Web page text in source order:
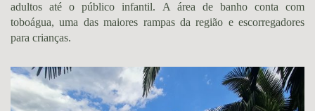
adultos até o público infantil. A área de banho conta com
toboágua, uma das maiores rampas da região e escorregadores
para crianças.